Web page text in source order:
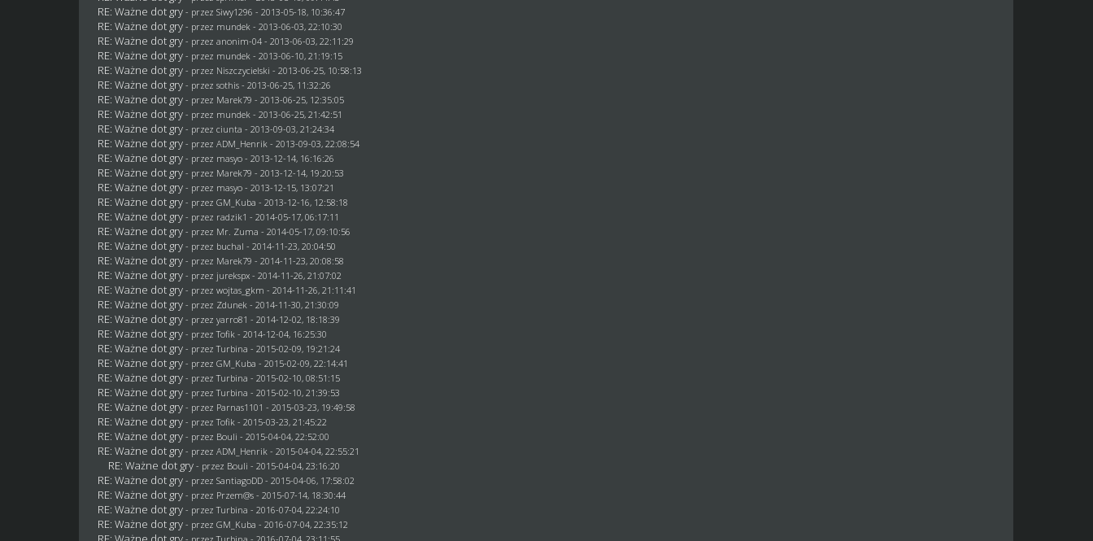
RE: Ważne dot gry - przezSiwy1296 - 2013-05-18, 10:36:47
RE: Ważne dot gry - przez mundek - 2013-06-03, 22:10:30
RE: Ważne dot gry - przez anonim-04 - 2013-06-03, 22:11:29
RE: Ważne dot gry - przez mundek - 2013-06-10, 21:19:15
RE: Ważne dot gry - przez Niszczycielski - 2013-06-25, 10:58:13
RE: Ważne dot gry - przezsothis - 2013-06-25, 11:32:26
RE: Ważne dot gry - przez Marek79 - 2013-06-25, 12:35:05
RE: Ważne dot gry - przez mundek - 2013-06-25, 21:42:51
RE: Ważne dot gry - przezciunta - 2013-09-03, 21:24:34
RE: Ważne dot gry - przezADM_Henrik - 2013-09-03, 22:08:54
RE: Ważne dot gry - przez masyo - 2013-12-14, 16:16:26
RE: Ważne dot gry - przez Marek79 - 2013-12-14, 19:20:53
RE: Ważne dot gry - przez masyo - 2013-12-15, 13:07:21
RE: Ważne dot gry - przezGM_Kuba - 2013-12-16, 12:58:18
RE: Ważne dot gry - przez radzik1 - 2014-05-17, 06:17:11
RE: Ważne dot gry - przez Mr. Zuma - 2014-05-17, 09:10:56
RE: Ważne dot gry - przez buchal - 2014-11-23, 20:04:50
RE: Ważne dot gry - przez Marek79 - 2014-11-23, 20:08:58
RE: Ważne dot gry - przez jurekspx - 2014-11-26, 21:07:02
RE: Ważne dot gry - przezwojtas_gkm - 2014-11-26, 21:11:41
RE: Ważne dot gry - przez Zdunek - 2014-11-30, 21:30:09
RE: Ważne dot gry - przezyarro81 - 2014-12-02, 18:18:39
RE: Ważne dot gry - przezTofik - 2014-12-04, 16:25:30
RE: Ważne dot gry - przez Turbina - 2015-02-09, 19:21:24
RE: Ważne dot gry - przezGM_Kuba - 2015-02-09, 22:14:41
RE: Ważne dot gry - przez Turbina - 2015-02-10, 08:51:15
RE: Ważne dot gry - przez Turbina - 2015-02-10, 21:39:53
RE: Ważne dot gry - przez Parnas1101 - 2015-03-23, 19:49:58
RE: Ważne dot gry - przezTofik - 2015-03-23, 21:45:22
RE: Ważne dot gry - przez Bouli - 2015-04-04, 22:52:00
RE: Ważne dot gry - przezADM_Henrik - 2015-04-04, 22:55:21
RE: Ważne dot gry - przez Bouli - 2015-04-04, 23:16:20
RE: Ważne dot gry - przezSantiagoDD - 2015-04-06, 17:58:02
RE: Ważne dot gry - przez Przem@s - 2015-07-14, 18:30:44
RE: Ważne dot gry - przez Turbina - 2016-07-04, 22:24:10
RE: Ważne dot gry - przezGM_Kuba - 2016-07-04, 22:35:12